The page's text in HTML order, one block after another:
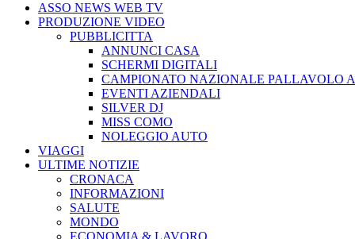
ASSO NEWS WEB TV
PRODUZIONE VIDEO
PUBBLICITTA
ANNUNCI CASA
SCHERMI DIGITALI
CAMPIONATO NAZIONALE PALLAVOLO
EVENTI AZIENDALI
SILVER DJ
MISS COMO
NOLEGGIO AUTO
VIAGGI
ULTIME NOTIZIE
CRONACA
INFORMAZIONI
SALUTE
MONDO
ECONOMIA & LAVORO